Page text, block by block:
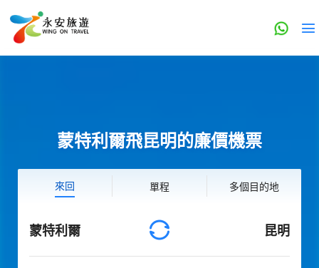
蒙特利爾飛昆明的廉價機票
來回 單程 多個目的地
蒙特利爾 昆明